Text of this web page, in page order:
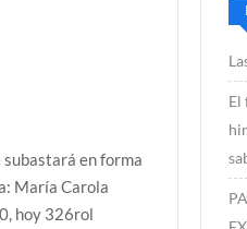
subastará en forma
María Carola
hoy 326rol
El